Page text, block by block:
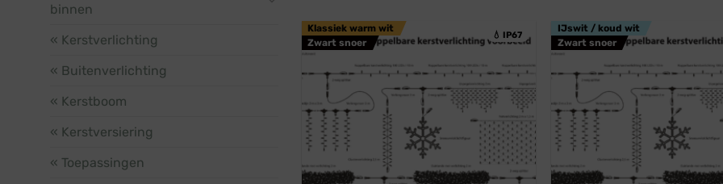
binnen
« Kerstverlichting
« Buitenverlichting
« Kerstboom
« Kerstversiering
« Toepassingen
💧 IP67
Klassiek warm wit
Zwart snoer
IJswit / koud wit
Zwart snoer